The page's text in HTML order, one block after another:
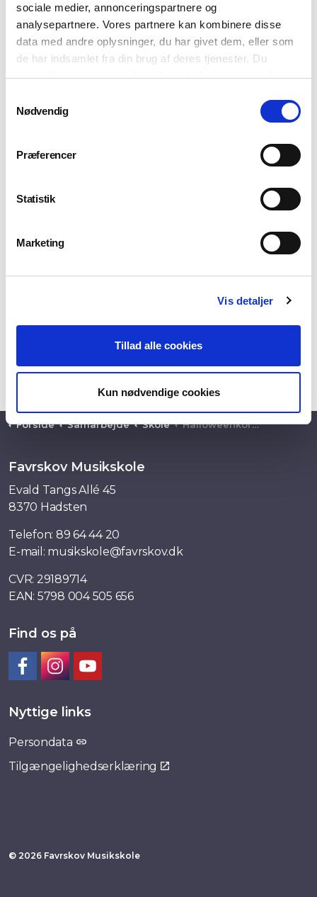
sociale medier, annonceringspartnere og
analysepartnere. Vores partnere kan kombinere disse
data med andre oplysninger, du har givet dem, eller som
de har indsamlet fra din brug af deres tjenester. Du
samtykker til vores cookies, hvis du fortsætter med at
Nødvendig
Præferencer
Statistik
Marketing
Vis detaljer
Tillad alle cookies
Kun nødvendige cookies
Om aftenen holdes der koncert for elevernes familier.​
Forberedelse
skolerne med en
Eleverne arbejder med sangene i 6-8
uger.
At skabefællesskab på tværs af skoler og at skabe
gruppe for at nå et fælles mål.
leverne en
grundlæggende viden om kroppen, stemmen samt
forståelse af korsang.
Forside Samarbejde Skole Halloweenkor for 3. og 4. klasse
Favrskov Musikskole
Evald Tangs Allé 45
8370 Hadsten
Telefon: 89 64 44 20
E-mail: musikskole@favrskov.dk
CVR: 29189714
EAN: 5798 004 505 656
Find os på
Nyttige links
Persondata
Tilgængelighedserklæring
© 2026 Favrskov Musikskole